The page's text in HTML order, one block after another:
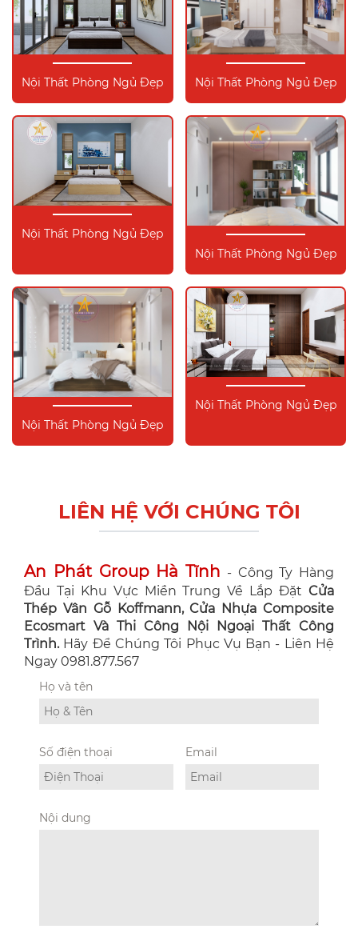
Nội Thất Phòng Ngủ Đẹp Nội Thất Phòng Ngủ Đẹp
Nội Thất Phòng Ngủ Đẹp
Nội Thất Phòng Ngủ Đẹp
Nội Thất Phòng Ngủ Đẹp
Nội Thất Phòng Ngủ Đẹp
LIÊN HỆ VỚI CHÚNG TÔI
An Phát Group Hà Tĩnh - Công Ty Hàng
Đầu Tại Khu Vực Miền Trung Về Lắp Đặt Cửa
Thép Vân Gỗ Koffmann, Cửa Nhựa Composite
Ecosmart Và Thi Công Nội Ngoại Thất Công
Trình. Hãy Để Chúng Tôi Phục Vụ Bạn - Liên Hệ
Ngay 0981.877.567
Họ và tên
Số điện thoại Email
Nội dung